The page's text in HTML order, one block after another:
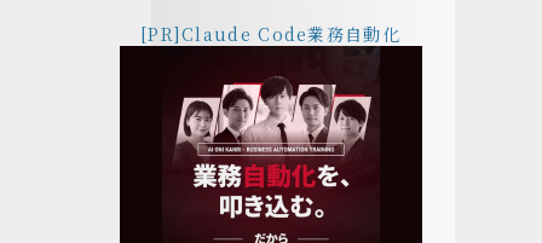
[PR]Claude Code業務自動化